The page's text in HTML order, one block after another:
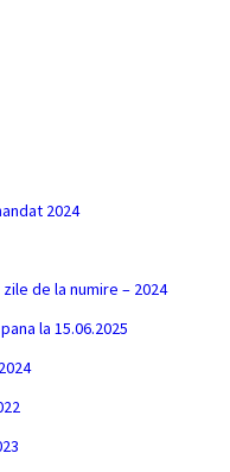
2024
de la numire – 2024
la 15.06.2025